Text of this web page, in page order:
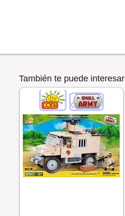
También te puede interesar